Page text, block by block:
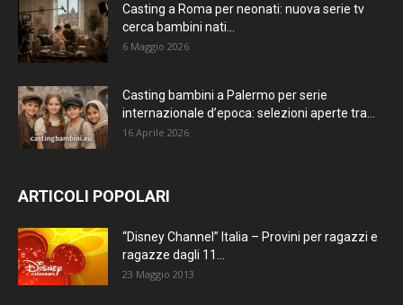
Casting a Roma per neonati: nuova serie tv
cerca bambini nati...
6 Maggio 2026
Casting bambini a Palermo per serie
internazionale d’epoca: selezioni aperte tra...
16 Aprile 2026
ARTICOLI POPOLARI
“Disney Channel” Italia – Provini per ragazzi e
ragazze dagli 11...
23 Maggio 2013